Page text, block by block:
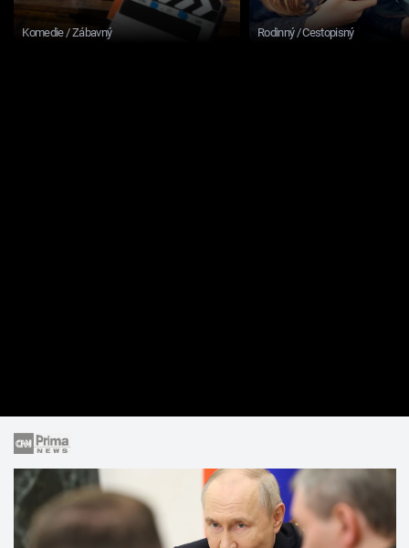
Komedie / Zábavný Rodinný / Cestopisný